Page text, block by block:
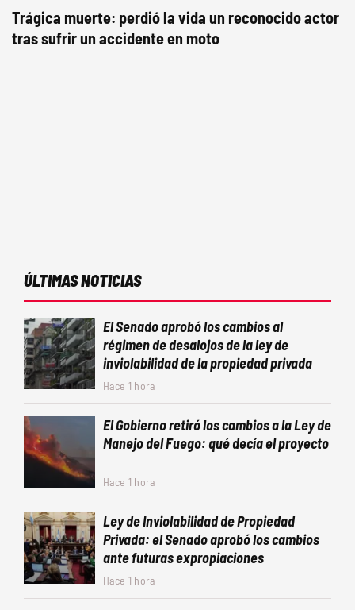
Trágica muerte: perdió la vida un reconocido actor
tras sufrir un accidente en moto
ÚLTIMAS NOTICIAS
El Senado aprobó los cambios al
régimen de desalojos de la ley de
inviolabilidad de la propiedad privada
Hace 1 hora
El Gobierno retiró los cambios a la Ley de
Manejo del Fuego: qué decía el proyecto
Hace 1 hora
Ley de Inviolabilidad de Propiedad
Privada: el Senado aprobó los cambios
ante futuras expropiaciones
Hace 1 hora